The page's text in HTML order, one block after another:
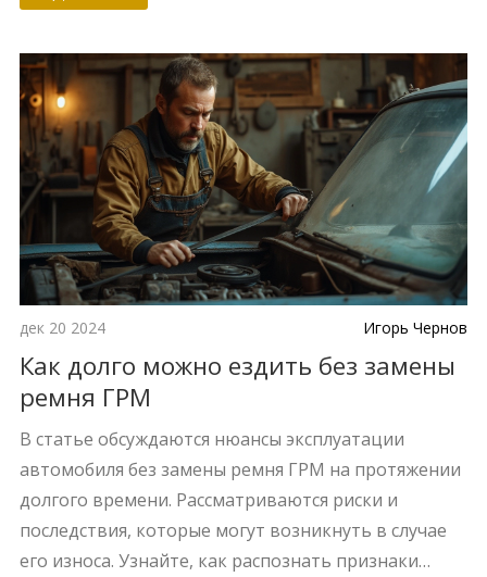
оптимальный пробег для пятилетней машины и
преждевременного разрушения.
дек 20 2024 Игорь Чернов
Как долго можно ездить без замены
ремня ГРМ
В статье обсуждаются нюансы эксплуатации
автомобиля без замены ремня ГРМ на протяжении
долгого времени. Рассматриваются риски и
последствия, которые могут возникнуть в случае
его износа. Узнайте, как распознать признаки